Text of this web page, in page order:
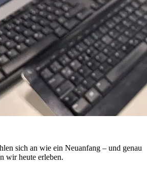
sich an wie ein Neuanfang – und genau
wir heute erleben.